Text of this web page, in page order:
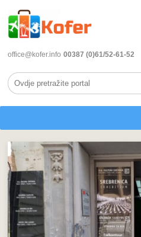
office@kofer.info 00387 (0)61/52-61-52